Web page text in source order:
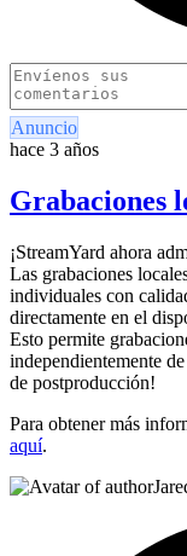
Anuncio
hace 3 años
Grabaciones
¡StreamYard ahora
Las grabaciones
individuales con
directamente en el
Esto permite
independientemente
de postproducción!
Para obtener más
aquí.